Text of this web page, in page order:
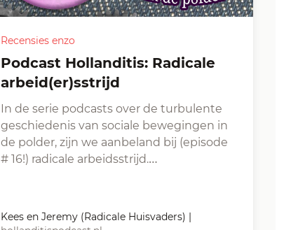
Recensies enzo
Podcast Hollanditis: Radicale
arbeid(er)sstrijd
In de serie podcasts over de turbulente
geschiedenis van sociale bewegingen in
de polder, zijn we aanbeland bij (episode
# 16!) radicale arbeidsstrijd.…
Kees en Jeremy (Radicale Huisvaders) |